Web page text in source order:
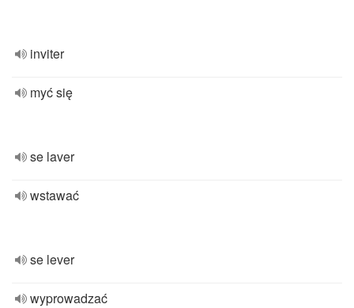
inviter
myć się
se laver
wstawać
se lever
wyprowadzać